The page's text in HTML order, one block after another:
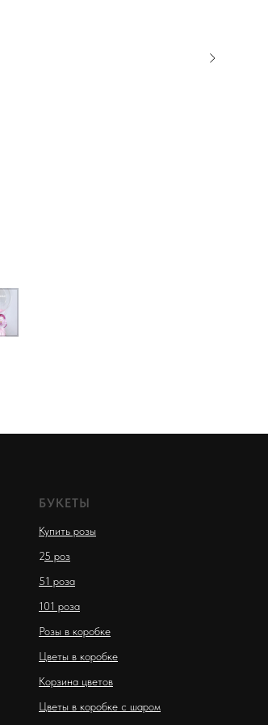
БУКЕТЫ
Купить розы
25 роз
51 роза
101 роза
Розы в коробке
Цветы в коробке
Корзина цветов
Цветы в коробке с шаром